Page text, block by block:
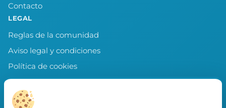
Contacto
LEGAL
Reglas de la comunidad
Aviso legal y condiciones
Política de cookies
Política de privacidad
Preferencias de cookies